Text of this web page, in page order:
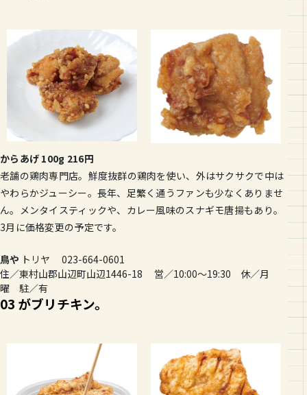
からあげ 100g 216円
老舗の鶏肉専門店。鮮度抜群の鶏肉を使い、外はサクサクで中は
やわらかジューシー。長年、足繁く通うファンも少なくありませ
ん。メンタイスティックや、カレー風味のスナギモ唐揚もあり。
3月に価格変更の予定です。
鳥や トリヤ 023-664-0601
住／東村山郡山辺町山辺1446-18 営／10:00〜19:30 休／月
曜 駐／有
03 がブリチキン。